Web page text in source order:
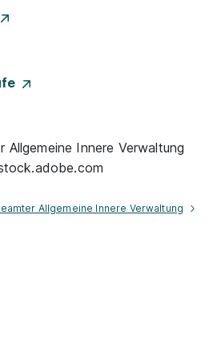
Allgemeine Innere Verwaltung
Allgemeine Innere Verwaltung